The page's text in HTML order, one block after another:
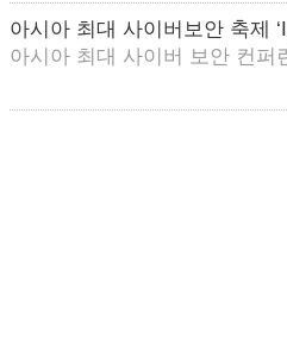
아시아 최대 사이버보안 축제
아시아 최대 사이버 보안 컨퍼